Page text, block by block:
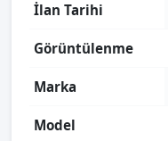
İlan Tarihi
Görüntülenme
Marka
Model